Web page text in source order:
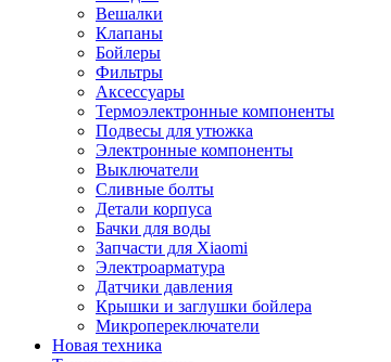
Вешалки
Клапаны
Бойлеры
Фильтры
Аксессуары
Термоэлектронные компоненты
Подвесы для утюжка
Электронные компоненты
Выключатели
Сливные болты
Детали корпуса
Бачки для воды
Запчасти для Xiaomi
Электроарматура
Датчики давления
Крышки и заглушки бойлера
Микропереключатели
Новая техника